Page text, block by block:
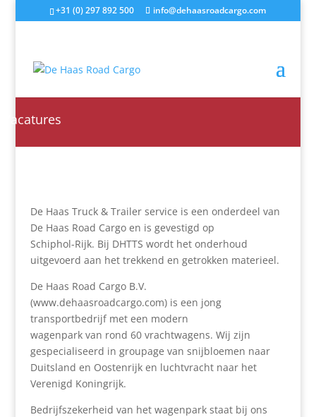
+31 (0) 297 892 500 info@dehaasroadcargo.com
Vacatures
De Haas Truck & Trailer service is een onderdeel van
De Haas Road Cargo en is gevestigd op
Schiphol-Rijk. Bij DHTTS wordt het onderhoud
uitgevoerd aan het trekkend en getrokken materieel.
De Haas Road Cargo B.V.
(www.dehaasroadcargo.com) is een jong
transportbedrijf met een modern
wagenpark van rond 60 vrachtwagens. Wij zijn
gespecialiseerd in groupage van snijbloemen naar
Duitsland en Oostenrijk en luchtvracht naar het
Verenigd Koningrijk.
Bedrijfszekerheid van het wagenpark staat bij ons